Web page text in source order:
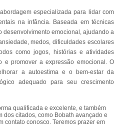
especializada para lidar com
na infância. Baseada em técnicas
desenvolvimento emocional, ajudando a
medos, dificuldades escolares
como jogos, histórias e atividades
e promover a expressão emocional. O
a autoestima e o bem-estar da
adequado para seu crescimento
qualificada e excelente, e também
dos citados, como Bobath avançado e
contato conosco. Teremos prazer em